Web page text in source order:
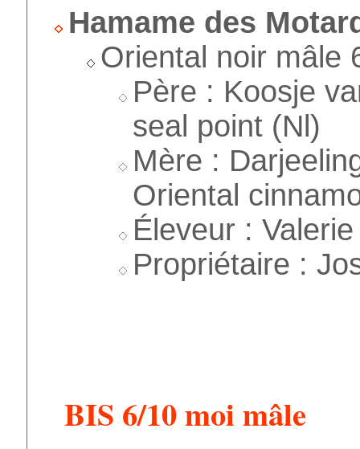
Hamame des
Oriental noir mâle
Père : Koosje
seal point (Nl)
Mère :
Oriental
Éleveur :
Propriétaire :
BIS 6/10 moi mâle